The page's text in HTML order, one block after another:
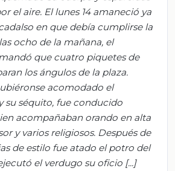
el aire. El lunes 14 amaneció ya
en que debía cumplirse la
ocho de la mañana, el
que cuatro piquetes de
los ángulos de la plaza.
acomodado el
su séquito, fue conducido
acompañaban orando en alta
y varios religiosos. Después de
de estilo fue atado el potro del
el verdugo su oficio [...]